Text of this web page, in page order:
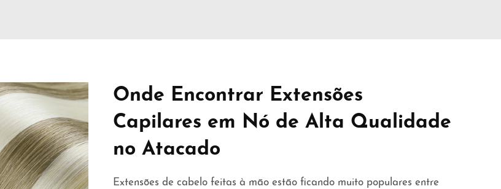
Onde Encontrar Extensões
Capilares em Nó de Alta Qualidade
no Atacado
Extensões de cabelo feitas à mão estão ficando muito populares entre